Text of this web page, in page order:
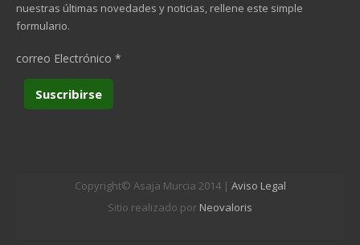
nuestras últimas novedades y noticias, rellene este simple
formulario.
correo Electrónico *
Copyright© Asaja Murcia 2014 | Aviso Legal
Sitio realizado por Neovaloris